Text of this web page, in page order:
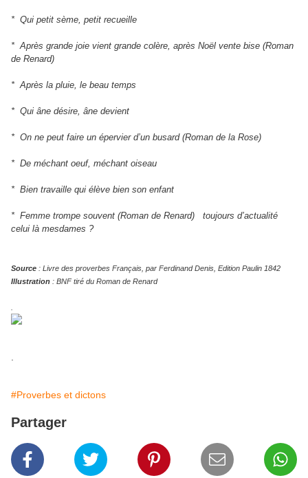
* Qui petit sème, petit recueille
* Après grande joie vient grande colère, après Noël vente bise (Roman
de Renard)
* Après la pluie, le beau temps
* Qui âne désire, âne devient
* On ne peut faire un épervier d’un busard (Roman de la Rose)
* De méchant oeuf, méchant oiseau
* Bien travaille qui élève bien son enfant
* Femme trompe souvent (Roman de Renard) toujours d’actualité
celui là mesdames ?
Source : Livre des proverbes Français, par Ferdinand Denis, Edition Paulin 1842
Illustration : BNF tiré du Roman de Renard
#Proverbes et dictons
Partager